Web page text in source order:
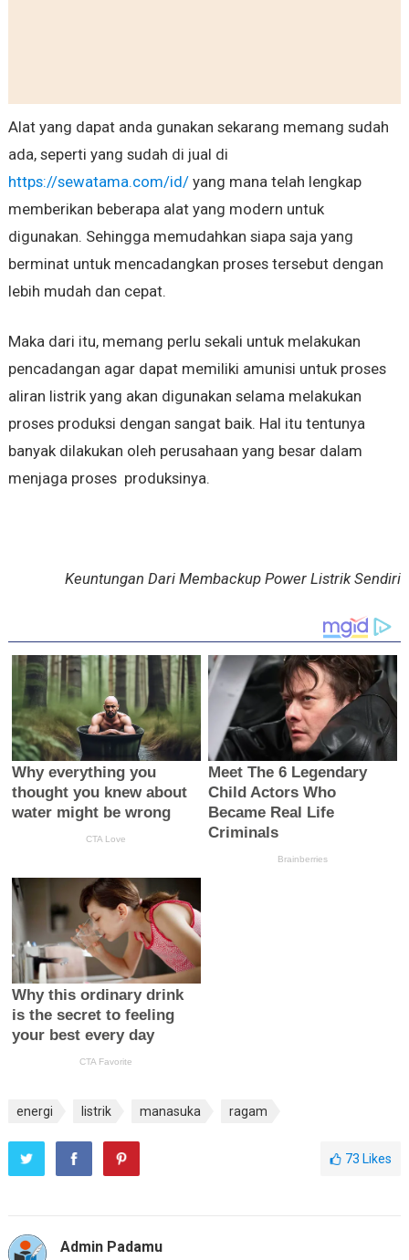
Alat yang dapat anda gunakan sekarang memang sudah
ada, seperti yang sudah di jual di
https://sewatama.com/id/yang mana telah lengkap
memberikan beberapa alat yang modern untuk
digunakan. Sehingga memudahkan siapa saja yang
berminat untuk mencadangkan proses tersebut dengan
lebih mudah dan cepat.
Maka dari itu, memang perlu sekali untuk melakukan
pencadangan agar dapat memiliki amunisi untuk proses
aliran listrik yang akan digunakan selama melakukan
proses produksi dengan sangat baik. Hal itu tentunya
banyak dilakukan oleh perusahaan yang besar dalam
menjaga proses produksinya.
Keuntungan Dari Membackup Power Listrik Sendiri
energi listrik manasuka ragam
73 Likes
Admin Padamu